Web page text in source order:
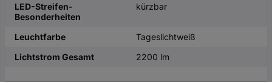
LED-Streifen-
Besonderheiten
kürzbar
Leuchtfarbe
Tageslichtweiß
Lichtstrom Gesamt
2200 lm